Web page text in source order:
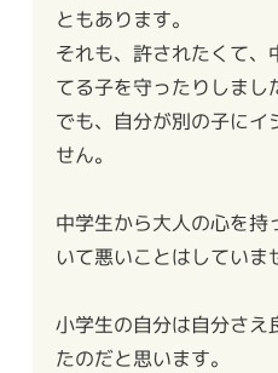
ともあります。
それも、許されたくて
てる子を守ったりしまし
でも、自分が別の子にイ
せん。
中学生から大人の心を持
いて悪いことはしていま
小学生の自分は自分さえ
たのだと思います。